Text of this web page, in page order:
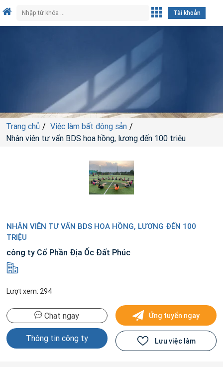
Tài khoản
Trang chủ
Việc làm bất động sản
Nhân viên tư vấn BDS hoa hồng, lương đến 100 triệu
NHÂN VIÊN TƯ VẤN BDS HOA HỒNG, LƯƠNG ĐẾN 100
TRIỆU
công ty Cổ Phần Địa Ốc Đất Phúc
Lượt xem: 294
Chat ngay
Thông tin công ty
Ứng tuyển ngay
Lưu việc làm